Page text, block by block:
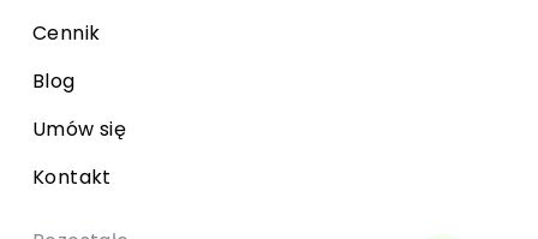
Cennik
Blog
Umów się
Kontakt